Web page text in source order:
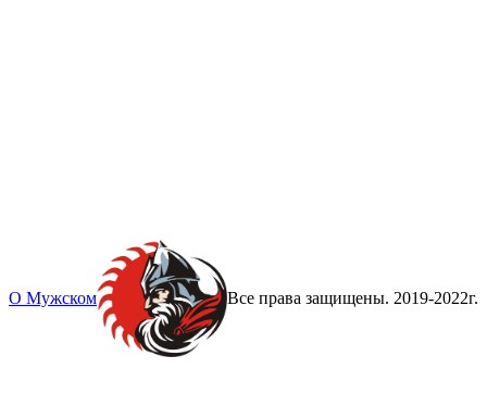
О Мужском Все права защищены. 2019-2022г.